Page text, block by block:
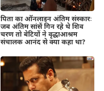
पिता का ऑनलाइन अंतिम संस्कारः
जब अंतिम सांसें गिन रहे थे शिव
चरण तो बेटियों ने वृद्धाआश्रम
संचालक आनंद से क्या कहा था?